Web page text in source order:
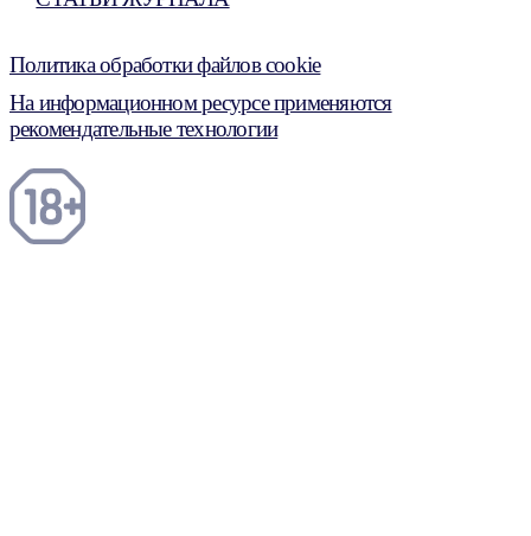
Политика обработки файлов cookie
На информационном ресурсе применяются
рекомендательные технологии